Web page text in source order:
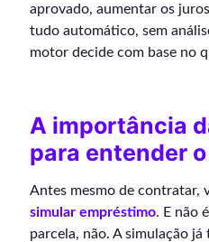
aprovado, aumentar os
tudo automático, sem
motor decide com base no
A importância
para entender
Antes mesmo de contratar,
simular empréstimo. E não
parcela, não. A simulação